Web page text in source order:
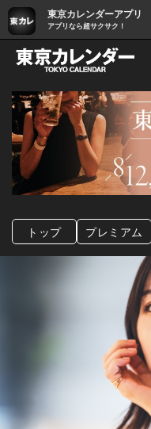
東京カレンダーアプリ
アプリなら超サクサク！
トップ プレミアム